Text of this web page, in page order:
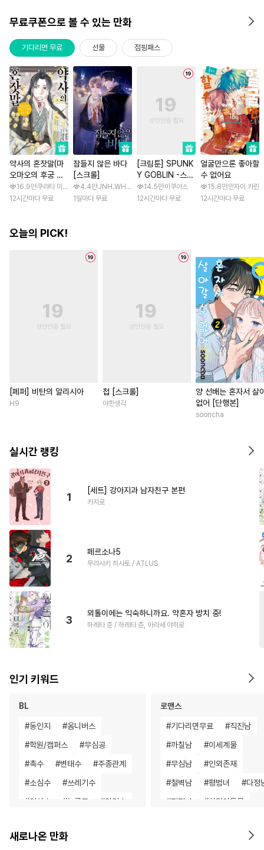
무료쿠폰으로 볼 수 있는 만화
기다리면 무료 선물 점핑패스
약사의 혼잣말(마
오마오의 후궁 수
수께끼 풀이수첩)
16.9만쿠라타 미노지 / 휴우가 나츠
12시간마다 무료
잠들지 않은 바다
[스크롤]
4.4만JNH.WH Studio / Lasso
1일마다 무료
[크림툰] SPUNK
Y GOBLIN -스펑
키 고블린- [스크
롤]
14.5만이쿠야스
12시간마다 무료
얼굴만으론 좋아할
수 없어요
15.8만안자이 카린
12시간마다 무료
오늘의 PICK!
[페퍼] 비탄의 알리시아
H9
첩 [스크롤]
야한생각
양 선배는 혼자서 살
없어 [단행본]
sooncha
실시간 랭킹
1
[세트] 강아지과 남자친구 본편
카지로
2
페르소나5
무라사키 히사토 / ATLUS
3
외톨이에는 익숙하니까요. 약혼자 방치 중!
하레타 준 / 하레타 준, 아라세 야히로
인기 키워드
BL
#동인지 #옴니버스
#학원/캠퍼스 #무심공
#촉수 #변태수 #주종관계
#소심수 #쓰레기수
#연상수 #능글공 #안경수
#오해/착각
로맨스
#기다리면무료 #직진남
#까칠남 #이세계물
#무심남 #인외존재
#철벽남 #평범녀 #다정
#직진녀 #차원이동물
새로나온 만화